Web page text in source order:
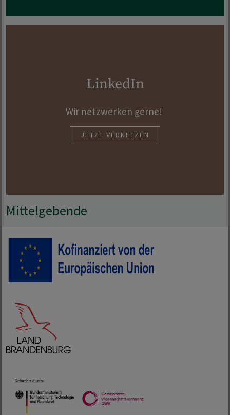
LinkedIn
Wir netzwerken gerne!
JETZT VERNETZEN
Mittelgebende